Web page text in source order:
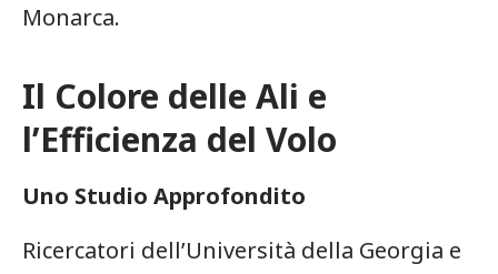
Monarca.
Il Colore delle Ali e
l’Efficienza del Volo
Uno⁢ Studio Approfondito
Ricercatori dell’Università della Georgia e